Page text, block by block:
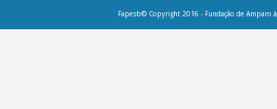
Fapesb© Copyright 2016 - Fundação de Amparo à